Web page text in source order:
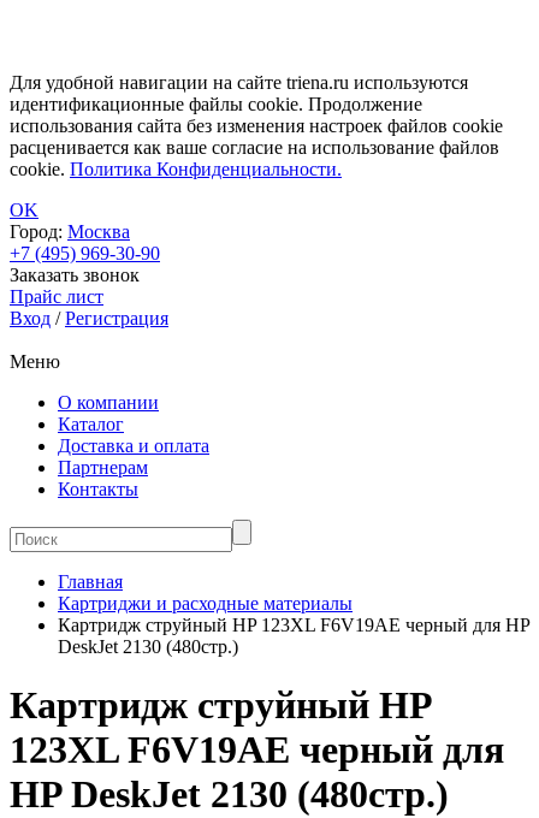
Для удобной навигации на сайте triena.ru используются
идентификационные файлы cookie. Продолжение
использования сайта без изменения настроек файлов cookie
расценивается как ваше согласие на использование файлов
cookie. Политика Конфиденциальности.
OK
Город: Москва
+7 (495) 969-30-90
Заказать звонок
Прайс лист
Вход /Регистрация
Меню
О компании
Каталог
Доставка и оплата
Партнерам
Контакты
Главная
Картриджи и расходные материалы
Картридж струйный HP 123XL F6V19AE черный для HP
DeskJet 2130 (480стр.)
Картридж струйный HP
123XL F6V19AE черный для
HP DeskJet 2130 (480стр.)